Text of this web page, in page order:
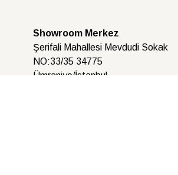
Showroom Merkez
Şerifali Mahallesi Mevdudi Sokak
NO:33/35 34775
Ümraniye/İstanbul